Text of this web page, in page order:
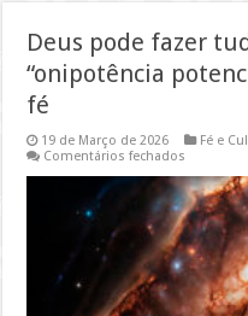
Deus pode fazer
“onipotência
fé
19 de Março de 2026 Fé e
Comentários fechados
pode
fazer
tudo?
O
mistério
da
potencial”
que